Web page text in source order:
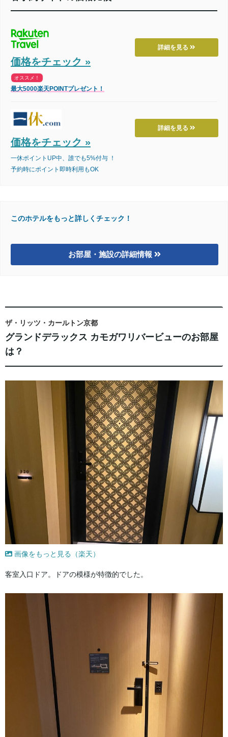
詳細を見る
価格をチェック »
オススメ！
最大5000楽天POINTプレゼント！
詳細を見る
価格をチェック »
一休ポイントUP中、誰でも5%付与 ！
予約時にポイント即時利用もOK
このホテルをもっと詳しくチェック！
お部屋・施設の詳細情報
ザ・リッツ・カールトン京都
グランドデラックス カモガワリバービューのお部屋
は？
画像をもっと見る（楽天）
客室入口ドア。ドアの模様が特徴的でした。